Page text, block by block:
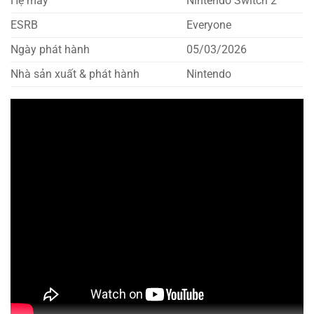
ESRB
Everyone
Ngày phát hành
05/03/2026
Nhà sản xuất & phát hành
Nintendo